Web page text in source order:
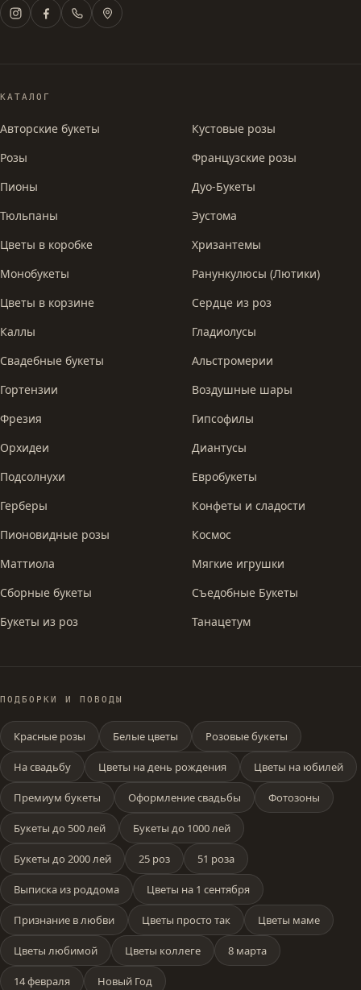
КАТАЛОГ
Авторские букеты
Розы
Пионы
Тюльпаны
Цветы в коробке
Монобукеты
Цветы в корзине
Каллы
Свадебные букеты
Гортензии
Фрезия
Орхидеи
Подсолнухи
Герберы
Пионовидные розы
Маттиола
Сборные букеты
Букеты из роз
Кустовые розы
Французские розы
Дуо-Букеты
Эустома
Хризантемы
Ранункулюсы (Лютики)
Сердце из роз
Гладиолусы
Альстромерии
Воздушные шары
Гипсофилы
Диантусы
Евробукеты
Конфеты и сладости
Космос
Мягкие игрушки
Съедобные Букеты
Танацетум
ПОДБОРКИ И ПОВОДЫ
Красные розы Белые цветы Розовые букеты
На свадьбу Цветы на день рождения Цветы на юбилей
Премиум букеты Оформление свадьбы Фотозоны
Букеты до 500 лей Букеты до 1000 лей
Букеты до 2000 лей 25 роз 51 роза
Выписка из роддома Цветы на 1 сентября
Признание в любви Цветы просто так Цветы маме
Цветы любимой Цветы коллеге 8 марта
14 февраля Новый Год